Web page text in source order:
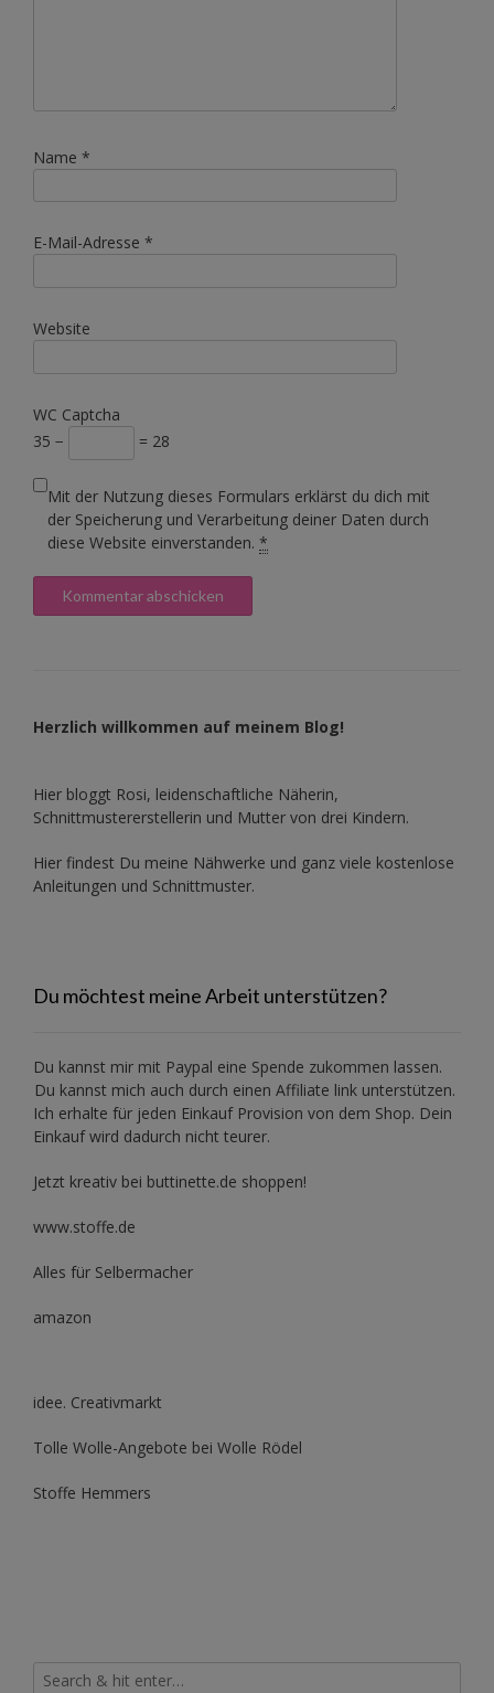
Name *
E-Mail-Adresse *
Website
WC Captcha
35 −
= 28
Mit der Nutzung dieses Formulars erklärst du dich mit
der Speicherung und Verarbeitung deiner Daten durch
diese Website einverstanden. *
Herzlich willkommen auf meinem Blog!
Hier bloggt Rosi, leidenschaftliche Näherin,
Schnittmustererstellerin und Mutter von drei Kindern.
Hier findest Du meine Nähwerke und ganz viele kostenlose
Anleitungen und Schnittmuster.
Du möchtest meine Arbeit unterstützen?
Du kannst mir mit Paypal eine Spende zukommen lassen.
Du kannst mich auch durch einen Affiliate link unterstützen.
Ich erhalte für jeden Einkauf Provision von dem Shop. Dein
Einkauf wird dadurch nicht teurer.
Jetzt kreativ bei buttinette.de shoppen!
www.stoffe.de
Alles für Selbermacher
amazon
idee. Creativmarkt
Tolle Wolle-Angebote bei Wolle Rödel
Stoffe Hemmers